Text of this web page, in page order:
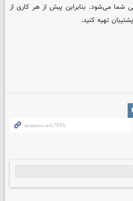
می‌شود. بنابراین پیش از هر کاری از
تهیه کنید.